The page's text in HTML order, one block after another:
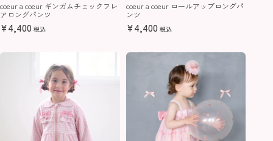
coeur a coeur ギンガムチェックフレ
アロングパンツ
¥4,400 税込
coeur a coeur ロールアップロングパ
ンツ
¥4,400 税込